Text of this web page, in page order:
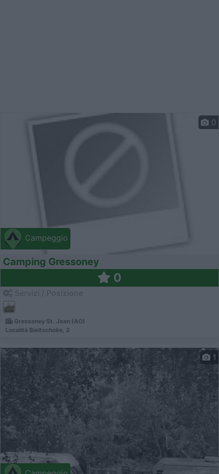
Campeggio
0
Camping Gressoney
0
Gressoney St. Jean (AO)
Località Bieltschoke, 2
1